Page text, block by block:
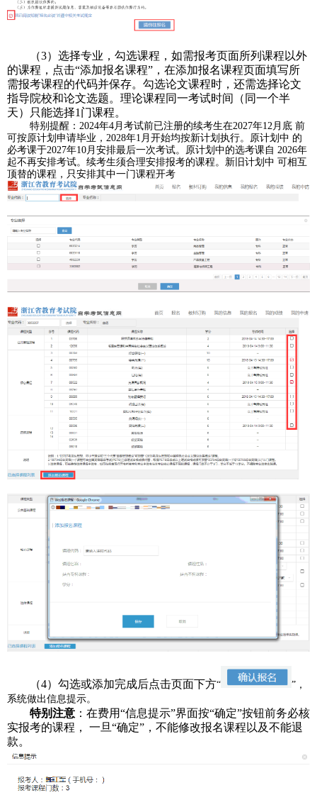
（3） 选择专业，勾选课程，如需报考页面所列课程以外
的课程，点击“添加报名课程”，在添加报名课程页面填写所
需报考课程的代码并保存。勾选论文课程时，还需选择论文
指导院校和论文选题。理论课程同一考试时间（同一个半
天）只能选择1门课程。
特别提醒：2024年4月考试前已注册的续考生在2027年12月底 前
可按原计划申请毕业，2028年1月开始均按新计划执行。原计划中 的
必考课于2027年10月安排最后一次考试。原计划中的选考课自 2026年
起不再安排考试。续考生须合理安排报考的课程。新旧计划中 可相互
顶替的课程，只安排其中一门课程开考
（4）勾选或添加完成后点击页面下方“
”，
系统做出信息提示。
特别注意：在费用“信息提示”界面按“确定”按钮前务必核
实报考的课程，
一旦“确定”，不能修改报名课程以及不能退
款。